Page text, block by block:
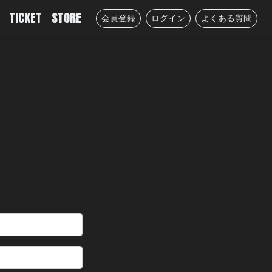
TICKET STORE 会員登録 ログイン よくある質問